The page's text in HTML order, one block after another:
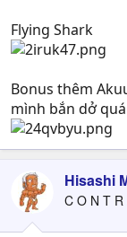
Flying Shark
Bonus thêm
mình bắn dở quá
Hisashi
C O N T R